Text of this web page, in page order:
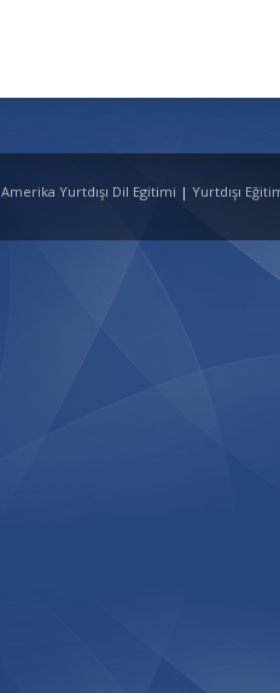
Amerika Yurtdışı Dil Egitimi | Yurtdışı